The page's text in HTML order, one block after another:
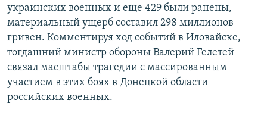
украинских военных и еще 429 были ранены,
материальный ущерб составил 298 миллионов
гривен. Комментируя ход событий в Иловайске,
тогдашний министр обороны Валерий Гелетей
связал масштабы трагедии с массированным
участием в этих боях в Донецкой области
российских военных.